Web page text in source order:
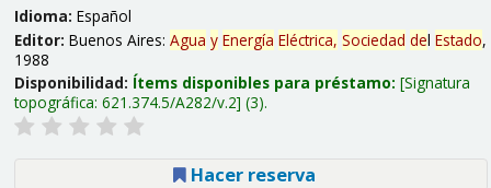
Idioma: Español
Editor: Buenos Aires: Agua y Energía Eléctrica, Sociedad del Estado,
1988
Disponibilidad: Ítems disponibles para préstamo: Signatura
topográfica: 621.374.5/A282/v.2 (3).
Hacer reserva